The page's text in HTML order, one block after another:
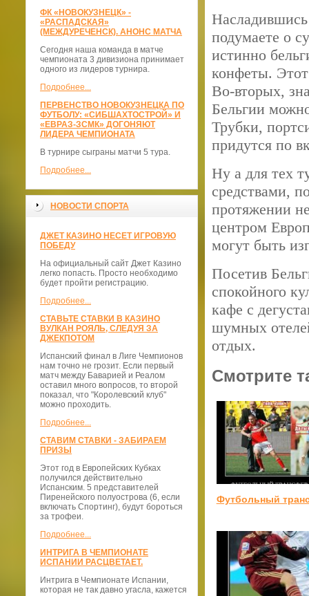
ФК «НОВОКУЗНЕЦК» -
«РАСПАДСКАЯ»
(МЕЖДУРЕЧЕНСК). АНОНС МАТЧА
Сегодня наша команда в матче
чемпионата 3 дивизиона принимает
одного из лидеров турнира.
Подробнее...
ПЕРВЕНСТВО НОВОКУЗНЕЦКА ПО
ФУТБОЛУ: «СИБШАХТОСТРОЙ» И
«ЕВРАЗ-ЗСМК» ДОГОНЯЮТ
ЛИДЕРА ЧЕМПИОНАТА
В турнире сыграны матчи 5 тура.
Подробнее...
НОВОСТИ СПОРТА
ДЖЕТ КАЗИНО НЕСЕТ ИГРОВУЮ
ПОБЕДУ
На официальный сайт Джет Казино
легко попасть. Просто необходимо
будет пройти регистрацию.
Подробнее...
СТАВЬТЕ СТАВКИ В КАЗИНО
ВУЛКАН РОЯЛЬ, СЛЕДУЯ ЗА
ДЖЕКПОТОМ
Испанский финал в Лиге Чемпионов
нам точно не грозит. Если первый
матч между Баварией и Реалом
оставил много вопросов, то второй
показал, что "Королевский клуб"
можно проходить.
Подробнее...
СТАВИМ СТАВКИ - ЗАБИРАЕМ
ПРИЗЫ
Этот год в Европейских Кубках
получился действительно
Испанским. 5 представителей
Пиренейского полуострова (6, если
включать Спортинг), будут бороться
за трофеи.
Подробнее...
ИНТРИГА В ЧЕМПИОНАТЕ
ИСПАНИИ РАСЦВЕТАЕТ.
Интрига в Чемпионате Испании,
которая не так давно угасла, кажется
подумаете о
истинно
конфеты.
Во-вторых,
Бельгии
Трубки,
придутся по
Ну а для тех
средствами,
протяжении
центром
могут быть
Посетив
спокойного
кафе с
шумных
отдых.
Смотрите
Футбольный